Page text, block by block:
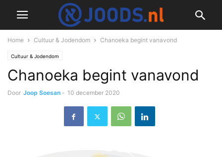
Home Cultuur & Jodendom Chanoeka begint vanavond
Cultuur & Jodendom
Chanoeka begint vanavond
Door Joop Soesan - 10 december 2020